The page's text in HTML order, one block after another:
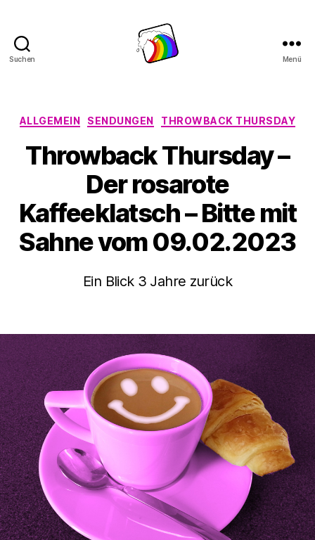
Suchen Menü
Kategorien
ALLGEMEIN SENDUNGEN THROWBACK THURSDAY
Throwback Thursday –
Der rosarote
Kaffeeklatsch – Bitte mit
Sahne vom 09.02.2023
Ein Blick 3 Jahre zurück